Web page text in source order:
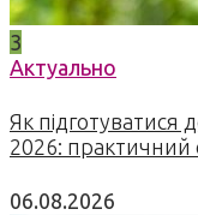
3
Актуально
Як підготуватися
2026: практичний
06.08.2026